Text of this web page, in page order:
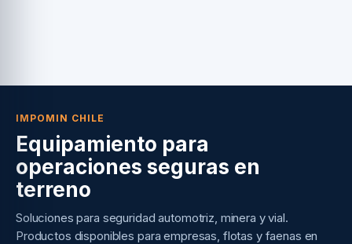
IMPOMIN CHILE
Equipamiento para
operaciones seguras en
terreno
Soluciones para seguridad automotriz, minera y vial.
Productos disponibles para empresas, flotas y faenas en